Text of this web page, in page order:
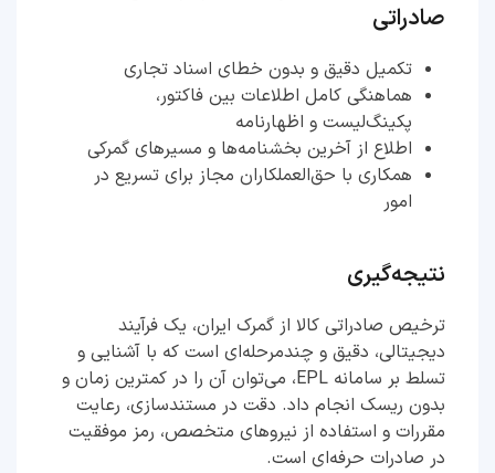
صادراتی
تکمیل دقیق و بدون خطای اسناد تجاری
هماهنگی کامل اطلاعات بین فاکتور،
پکینگ‌لیست و اظهارنامه
اطلاع از آخرین بخشنامه‌ها و مسیرهای گمرکی
همکاری با حق‌العملکاران مجاز برای تسریع در
امور
نتیجه‌گیری
ترخیص صادراتی کالا از گمرک ایران، یک فرآیند
دیجیتالی، دقیق و چندمرحله‌ای است که با آشنایی و
تسلط بر سامانه EPL، می‌توان آن را در کمترین زمان و
بدون ریسک انجام داد. دقت در مستندسازی، رعایت
مقررات و استفاده از نیروهای متخصص، رمز موفقیت
در صادرات حرفه‌ای است.